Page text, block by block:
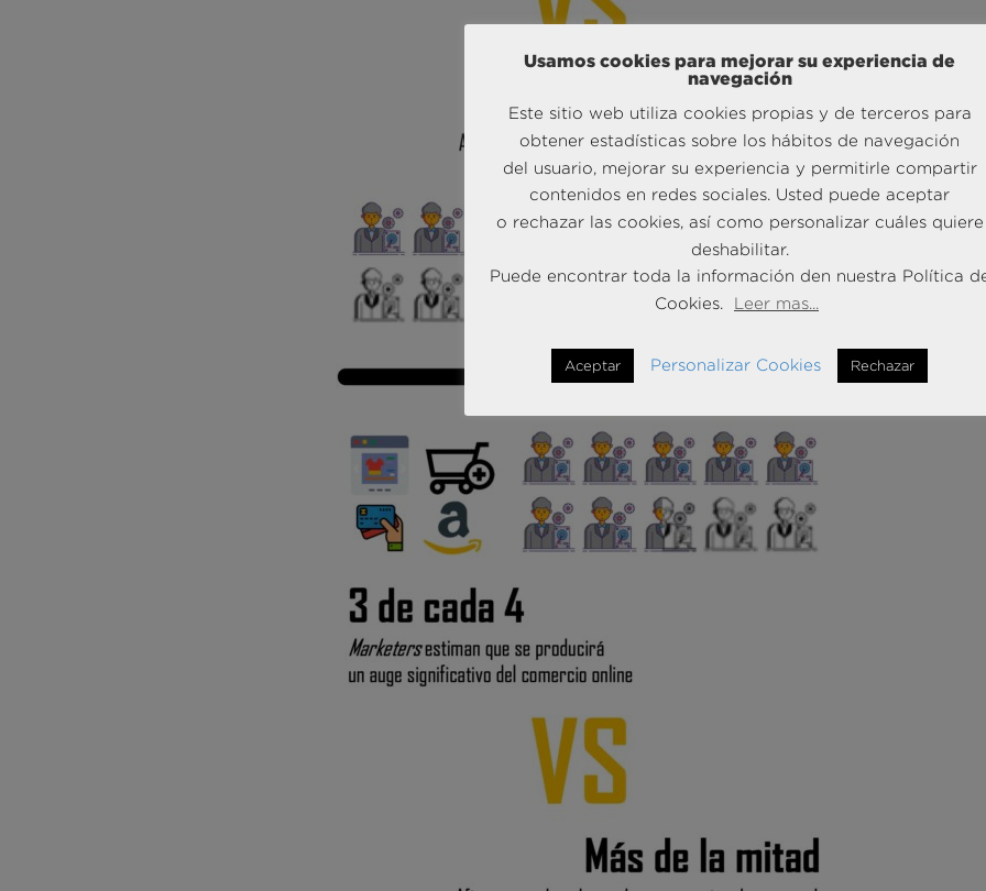
Usamos cookies para mejorar su experiencia de
navegación
Este sitio web utiliza cookies propias y de terceros para
obtener estadísticas sobre los hábitos de navegación
del usuario, mejorar su experiencia y permitirle compartir
contenidos en redes sociales. Usted puede aceptar
o rechazar las cookies, así como personalizar cuáles quiere
deshabilitar.
Puede encontrar toda la información den nuestra Política
Cookies.
Leer mas...
Aceptar Personalizar Cookies Rechazar